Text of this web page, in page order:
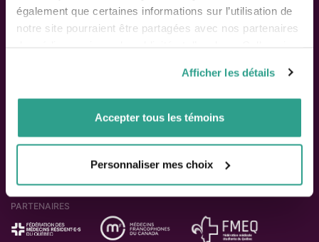
également que certaines informations sur l’utilisation de
notre site pourraient être partagées avec nos partenaires
vous leur auriez fournies ou qu’ils auraient collectées lors
de votre utilisation de leurs services.
Afficher les détails
Accepter tous les témoins
Personnaliser mes choix
Suivez-nous
PARTENAIRES